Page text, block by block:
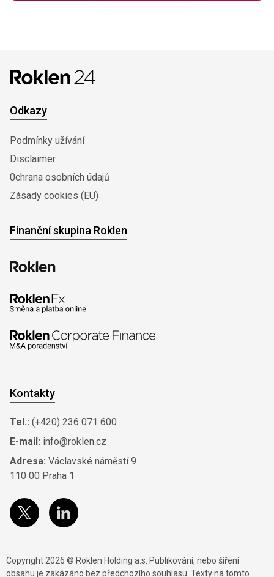
Odkazy
Podmínky užívání
Disclaimer
0chrana osobních údajů
Zásady cookies (EU)
Finanční skupina Roklen
Kontakty
Tel.: (+420) 236 071 600
E-mail: info@roklen.cz
Adresa: Václavské náměstí 9
110 00 Praha 1
Copyright 2026 © Roklen Holding a.s. Publikování, nebo šíření
obsahu je zakázáno bez předchozího souhlasu. Texty na tomto